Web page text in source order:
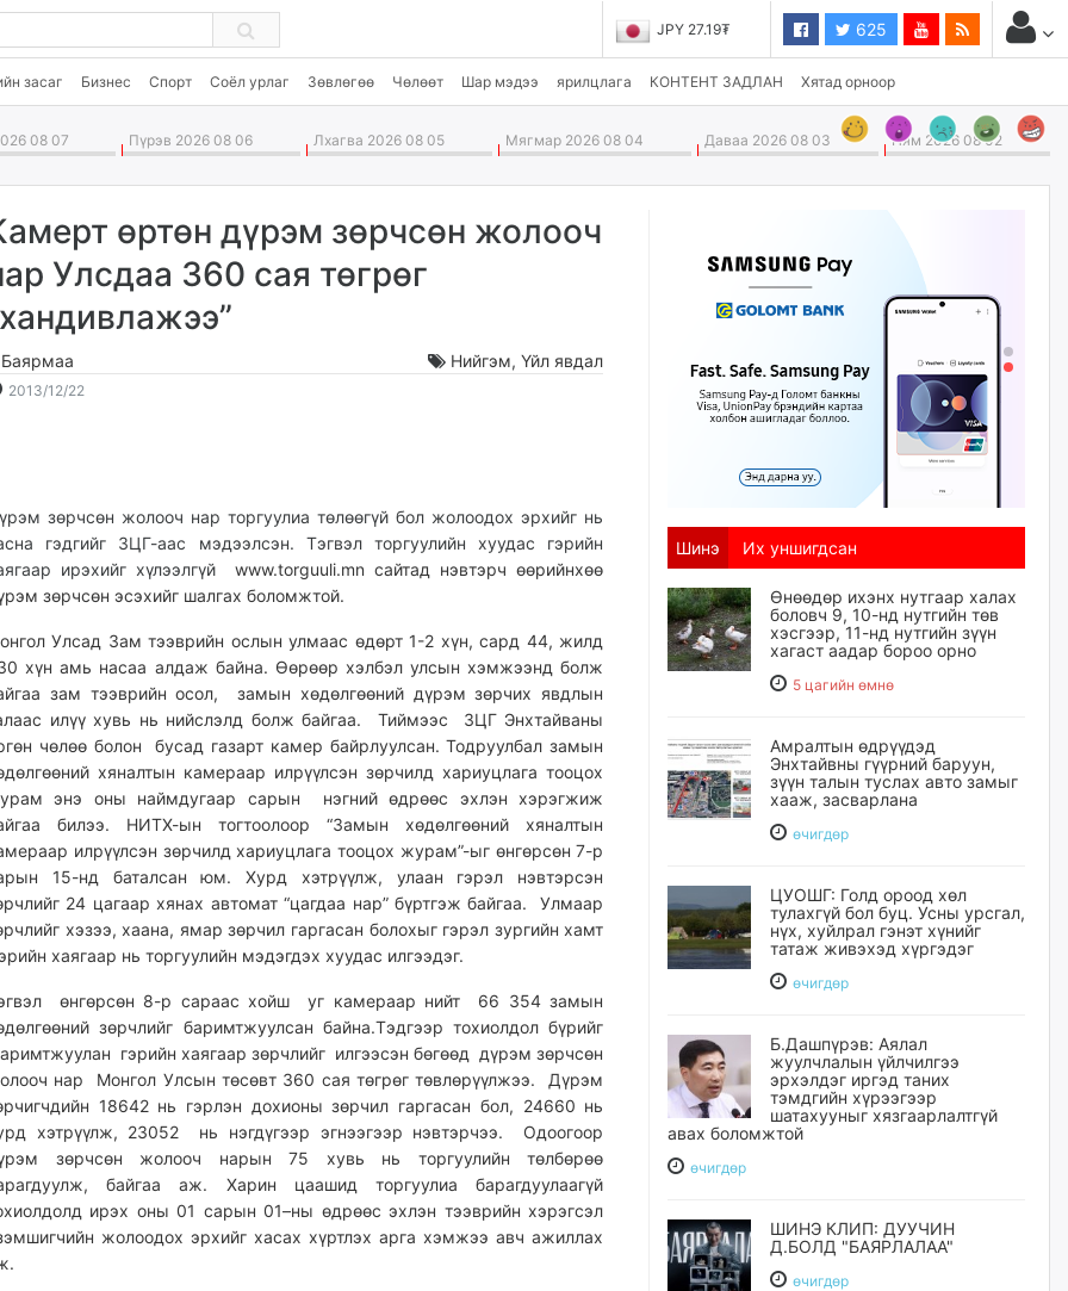
JPY 27.19₮ 625
засаг Бизнес Спорт Соёл урлаг Зөвлөгөө Чөлөөт Шар мэдээ ярилцлага КОНТЕНТ ЗАДЛАН Хятад орноор
08 07 Пүрэв 2026 08 06 Лхагва 2026 08 05 Мягмар 2026 08 04 Даваа 2026 08 03 Ням 2026 08 02
өртөн дүрэм зөрчсөн жолооч
Улсдаа 360 сая төгрөг
Нийгэм,Үйл явдал
2013/12/22
зөрчсөн жолооч нар торгуулиа төлөөгүй бол жолоодох эрхийг нь
гэдгийг ЗЦГ-аас мэдээлсэн. Тэгвэл торгуулийн хуудас гэрийн
ирэхийг хүлээлгүйwww.torguuli.mn сайтад нэвтэрч өөрийнхөө
зөрчсөн эсэхийг шалгах боломжтой.
Улсад Зам тээврийн ослын улмаас өдөрт 1-2 хүн, сард 44, жилд
хүн амь насаа алдаж байна. Өөрөөр хэлбэл улсын хэмжээнд болж
зам тээврийн осол, замын хөдөлгөөний дүрэм зөрчих явдлын
илүү хувь нь нийслэлд болж байгаа. Тиймээс ЗЦГ Энхтайваны
чөлөө болон бусад газарт камер байрлуулсан. Тодруулбал замын
хяналтын камераар илрүүлсэн зөрчилд хариуцлага тооцох
энэ оны наймдугаар сарын нэгний өдрөөс эхлэн хэрэгжиж
билээ. НИТХ-ын тогтоолоор “Замын хөдөлгөөний хяналтын
илрүүлсэн зөрчилд хариуцлага тооцох журам”-ыг өнгөрсөн 7-р
15-нд баталсан юм. Хурд хэтрүүлж, улаан гэрэл нэвтэрсэн
24 цагаар хянах автомат “цагдаа нар” бүртгэж байгаа. Улмаар
хэзээ, хаана, ямар зөрчил гаргасан болохыг гэрэл зургийн хамт
хаягаар нь торгуулийн мэдэгдэх хуудас илгээдэг.
өнгөрсөн 8-р сараас хойш уг камераар нийт 66 354 замын
зөрчлийг баримтжуулсан байна.Тэдгээр тохиолдол бүрийг
гэрийн хаягаар зөрчлийг илгээсэн бөгөөд дүрэм зөрчсөн
нар Монгол Улсын төсөвт 360 сая төгрөг төвлөрүүлжээ. Дүрэм
18642 нь гэрлэн дохионы зөрчил гаргасан бол, 24660 нь
хэтрүүлж, 23052 нь нэгдүгээр эгнээгээр нэвтэрчээ. Одоогоор
зөрчсөн жолооч нарын 75 хувь нь торгуулийн төлбөрөө
байгаа аж. Харин цаашид торгуулиа барагдуулаагүй
ирэх оны 01 сарын 01–ны өдрөөс эхлэн тээврийн хэрэгсэл
жолоодох эрхийг хасах хүртлэх арга хэмжээ авч ажиллах
Шинэ Их уншигдсан
Өнөөдөр ихэнх нутгаар халах
боловч 9, 10-нд нутгийн төв
хэсгээр, 11-нд нутгийн зүүн
хагаст аадар бороо орно
5 цагийн өмнө
Амралтын өдрүүдэд
Энхтайвны гүүрний баруун,
зүүн талын туслах авто замыг
хааж, засварлана
өчигдѳр
ЦУОШГ: Голд ороод хөл
тулахгүй бол буц. Усны урсгал,
нүх, хуйлрал гэнэт хүнийг
татаж живэхэд хүргэдэг
өчигдѳр
Б.Дашпүрэв: Аялал
жуулчлалын үйлчилгээ
эрхэлдэг иргэд таних
тэмдгийн хүрээгээр
шатахууныг хязгаарлалтгүй
авах боломжтой
өчигдѳр
ШИНЭ КЛИП: ДУУЧИН
Д.БОЛД "БАЯРЛАЛАА"
өчигдѳр